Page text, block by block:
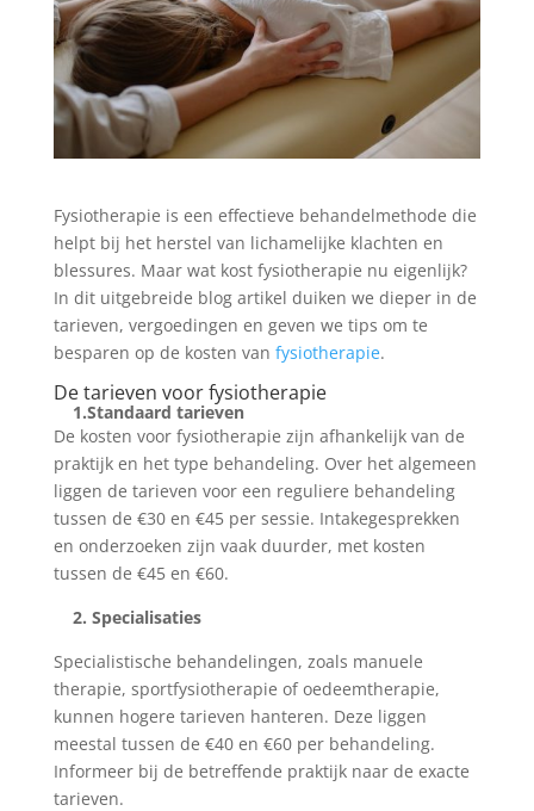
Fysiotherapie is een effectieve behandelmethode die
helpt bij het herstel van lichamelijke klachten en
blessures. Maar wat kost fysiotherapie nu eigenlijk?
In dit uitgebreide blog artikel duiken we dieper in de
tarieven, vergoedingen en geven we tips om te
besparen op de kosten van fysiotherapie.
De tarieven voor fysiotherapie
1.Standaard tarieven
De kosten voor fysiotherapie zijn afhankelijk van de
praktijk en het type behandeling. Over het algemeen
liggen de tarieven voor een reguliere behandeling
tussen de €30 en €45 per sessie. Intakegesprekken
en onderzoeken zijn vaak duurder, met kosten
tussen de €45 en €60.
2. Specialisaties
Specialistische behandelingen, zoals manuele
therapie, sportfysiotherapie of oedeemtherapie,
kunnen hogere tarieven hanteren. Deze liggen
meestal tussen de €40 en €60 per behandeling.
Informeer bij de betreffende praktijk naar de exacte
tarieven.